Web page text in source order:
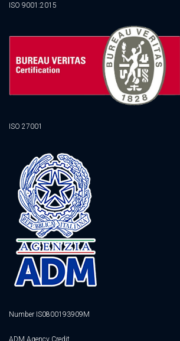
ISO 9001:2015
ISO 27001
Number IS0800193909M
ADM Agency Credit